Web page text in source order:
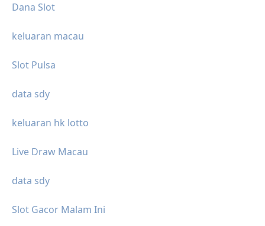
Dana Slot
keluaran macau
Slot Pulsa
data sdy
keluaran hk lotto
Live Draw Macau
data sdy
Slot Gacor Malam Ini